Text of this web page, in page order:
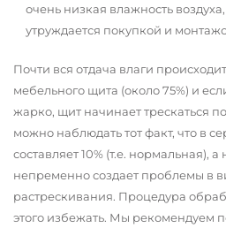
очень низкая влажность
утруждается покупкой и
Почти вся отдача влаги
мебельного щита (около 75%) и
жарко, щит начинает трескаться
можно наблюдать тот факт, что в
составляет 10% (т.е. нормальная), а
непременно создает проблемы в
растрескивания. Процедура
этого избежать. Мы рекомендуем